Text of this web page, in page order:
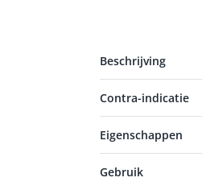
Beschrijving
Contra-indicatie
Eigenschappen
Gebruik